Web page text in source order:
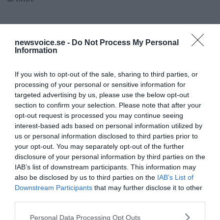
newsvoice.se - Do Not Process My Personal
Information
If you wish to opt-out of the sale, sharing to third parties, or
processing of your personal or sensitive information for
targeted advertising by us, please use the below opt-out
section to confirm your selection. Please note that after your
opt-out request is processed you may continue seeing
interest-based ads based on personal information utilized by
us or personal information disclosed to third parties prior to
your opt-out. You may separately opt-out of the further
disclosure of your personal information by third parties on the
IAB’s list of downstream participants. This information may
also be disclosed by us to third parties on the IAB’s List of
Downstream Participants that may further disclose it to other
Please note that this website/app uses one or more Google
Personal Data Processing Opt Outs
Översättning och sammanfattning: NewsVoice
NewsVoice redaktion
nyheter@newsvoice.se